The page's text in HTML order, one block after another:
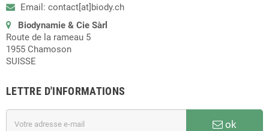
Email: contact[at]biody.ch
Biodynamie & Cie Sàrl
Route de la rameau 5
1955 Chamoson
SUISSE
LETTRE D'INFORMATIONS
ok